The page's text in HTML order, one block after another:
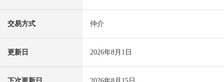
交易方式 仲介
更新日 2026年8月1日